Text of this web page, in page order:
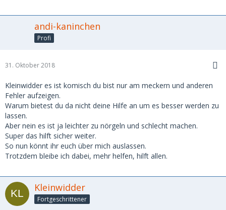
andi-kaninchen
Profi
31. Oktober 2018
Kleinwidder es ist komisch du bist nur am meckern und anderen
Fehler aufzeigen.
Warum bietest du da nicht deine Hilfe an um es besser werden zu
lassen.
Aber nein es ist ja leichter zu nörgeln und schlecht machen.
Super das hilft sicher weiter.
So nun könnt ihr euch über mich auslassen.
Trotzdem bleibe ich dabei, mehr helfen, hilft allen.
Kleinwidder
Fortgeschrittener